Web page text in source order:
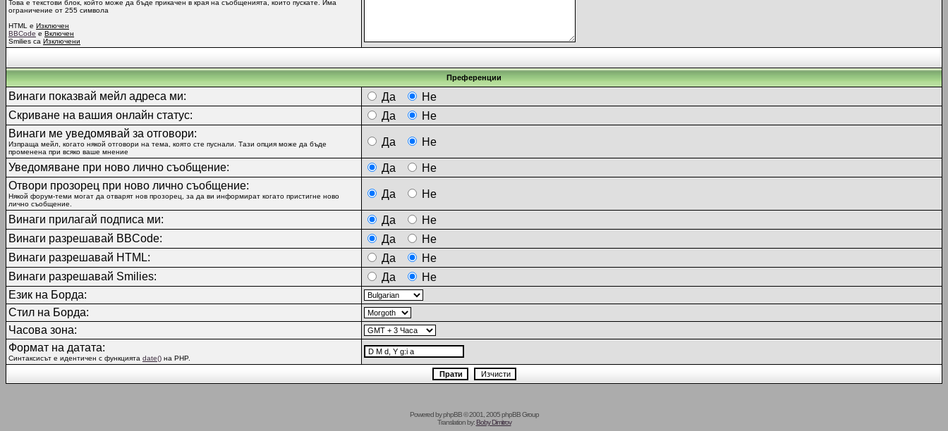
Това е текстови блок, който може да бъде прикачен в края на съобщенията, които пускате. Има
ограничение от 255 символа
HTML е Изключен
BBCode е Включен
Smilies са Изключени
Преференции
Винаги показвай мейл адреса ми: Да
Не
Скриване на вашия онлайн статус:
Да
Не
Винаги ме уведомявай за отговори:
Изпраща мейл, когато някой отговори на тема, която сте пуснали. Тази опция може да бъде
променена при всяко ваше мнение
Да Не
Уведомяване при ново лично съобщение: Да
Не
Отвори прозорец при ново лично съобщение:
Някой форум-теми могат да отварят нов прозорец, за да ви информират когато пристигне ново
лично съобщение.
Да Не
Винаги прилагай подписа ми: Да
Не
Винаги разрешавай BBCode:
Да
Не
Винаги разрешавай HTML:
Да
Не
Винаги разрешавай Smilies:
Да
Не
Език на Борда:
Стил на Борда:
Часова зона:
Формат на датата:
Синтаксисът е идентичен с функцията date() на PHP.
Powered byphpBB© 2001, 2005 phpBB Group
Translation by:Boby Dimitrov